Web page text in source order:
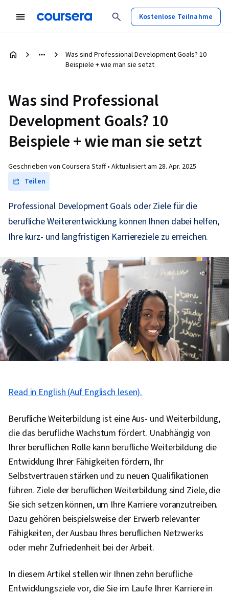
Kostenlose Teilnahme
Was sind Professional Development Goals? 10
Beispiele + wie man sie setzt
Was sind Professional
Development Goals? 10
Beispiele + wie man sie setzt
Geschrieben von Coursera Staff • Aktualisiert am 28. Apr. 2025
Teilen
Professional Development Goals oder Ziele für die
berufliche Weiterentwicklung können Ihnen dabei helfen,
Ihre kurz- und langfristigen Karriereziele zu erreichen.
Read in English (Auf Englisch lesen).
Berufliche Weiterbildung ist eine Aus- und Weiterbildung,
die das berufliche Wachstum fördert. Unabhängig von
Ihrer beruflichen Rolle kann berufliche Weiterbildung die
Entwicklung Ihrer Fähigkeiten fördern, Ihr
Selbstvertrauen stärken und zu neuen Qualifikationen
führen. Ziele der beruflichen Weiterbildung sind Ziele, die
Sie sich setzen können, um Ihre Karriere voranzutreiben.
Dazu gehören beispielsweise der Erwerb relevanter
Fähigkeiten, der Ausbau Ihres beruflichen Netzwerks
oder mehr Zufriedenheit bei der Arbeit.
In diesem Artikel stellen wir Ihnen zehn berufliche
Entwicklungsziele vor, die Sie im Laufe Ihrer Karriere in